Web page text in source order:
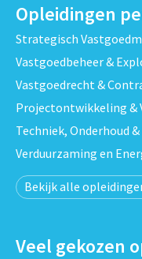
Opleidingen
Strategisch
Vastgoedbeheer &
Vastgoedrecht &
Projectontwikkeling &
Techniek, Onderhoud
Verduurzaming en
Bekijk alle
Veel gekozen